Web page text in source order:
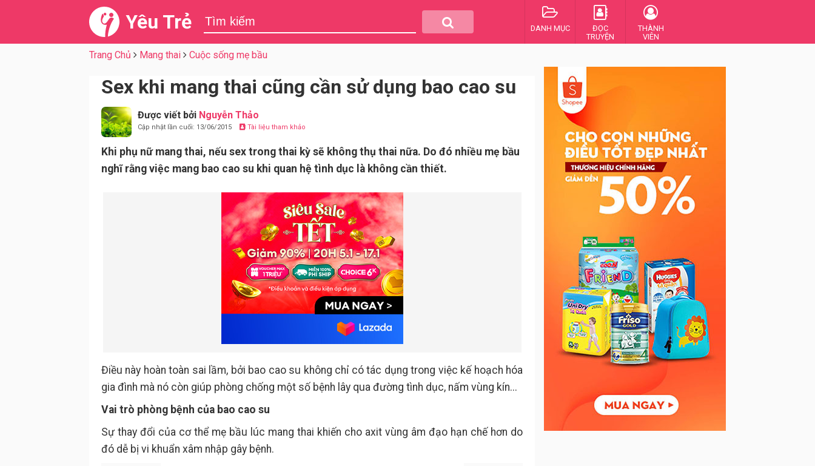
Yêu Trẻ DANH MỤC
ĐỌC
TRUYỆN
THÀNH
VIÊN
Trang Chủ Mang thai Cuộc sống mẹ bầu
Sex khi mang thai cũng cần sử dụng bao cao su
Được viết bởi Nguyễn Thảo
Cập nhật lần cuối: 13/06/2015 Tài liệu tham khảo
Khi phụ nữ mang thai, nếu sex trong thai kỳ sẽ không thụ thai nữa. Do đó nhiều mẹ bầu
nghĩ rằng việc mang bao cao su khi quan hệ tình dục là không cần thiết.
Điều này hoàn toàn sai lầm, bởi bao cao su không chỉ có tác dụng trong việc kế hoạch hóa
gia đình mà nó còn giúp phòng chống một số bệnh lây qua đường tình dục, nấm vùng kín...
Vai trò phòng bệnh của bao cao su
Sự thay đổi của cơ thể mẹ bầu lúc mang thai khiến cho axit vùng âm đạo hạn chế hơn do
đó dễ bị vi khuẩn xâm nhập gây bệnh.